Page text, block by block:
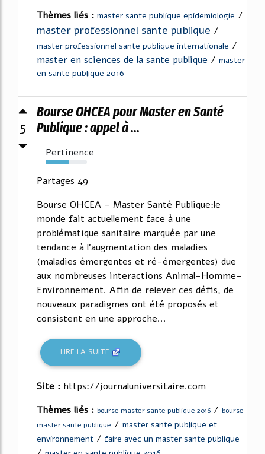
Thèmes liés : master sante publique epidemiologie /
master professionnel sante publique /
master professionnel sante publique internationale /
master en sciences de la sante publique / master
en sante publique 2016
5
Bourse OHCEA pour Master en Santé
Publique : appel à ...
Pertinence
57%
Partages 49
Bourse OHCEA - Master Santé Publique:le
monde fait actuellement face à une
problématique sanitaire marquée par une
tendance à l'augmentation des maladies
(maladies émergentes et ré-émergentes) due
aux nombreuses interactions Animal-Homme-
Environnement. Afin de relever ces défis, de
nouveaux paradigmes ont été proposés et
consistent en une approche...
LIRE LA SUITE
Site : https://journaluniversitaire.com
Thèmes liés : bourse master sante publique 2016 / bourse
master sante publique / master sante publique et
environnement / faire avec un master sante publique